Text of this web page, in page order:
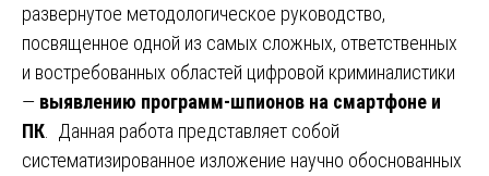
развернутое методологическое руководство,
посвященное одной из самых сложных, ответственных
и востребованных областей цифровой криминалистики
— выявлению программ-шпионов на смартфоне и
ПК . Данная работа представляет собой
систематизированное изложение научно обоснованных